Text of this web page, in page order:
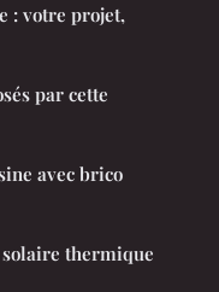
: votre projet,
par cette
avec brico
thermique